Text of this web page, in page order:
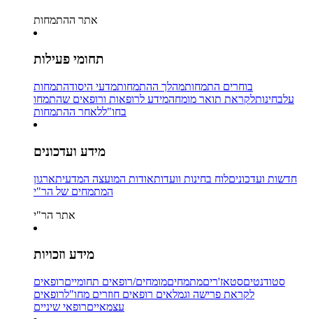
אתר ההתמחות
תחומי פעילות
בוחרים התמחותמהלך ההתמחותמדעי היסודהתמחות
עלבחינותלקראת תואר מומחהמידע לרופאות ורופאים שהתמחו
בחו"ללאחר ההתמחות
מידע ועדכונים
חדשות ועדכוניםלוח בחינות וועדותאודות המועצה המדעיתארגון
המתמחים של הר"י
אתר הר"י
מידע וזכויות
סטודנטיםסטאז'ריםמתמחיםמומחים/רופאים תחומייםרופאים
לקראת פרישה וגמלאים רופאים חוזרים מחו"לרופאים
עצמאייםרופאי שיניים